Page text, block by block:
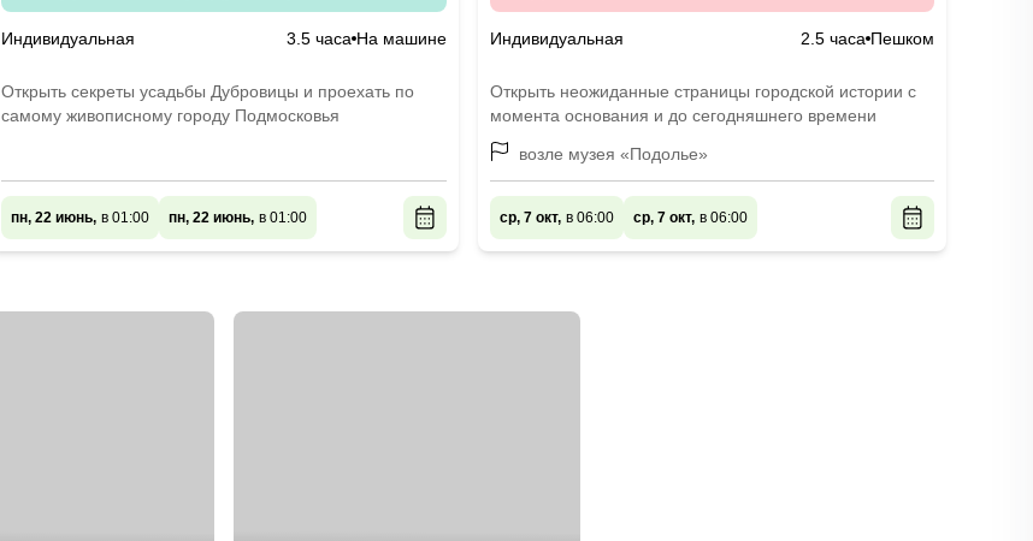
Индивидуальная 3.5 часа На машине
Открыть секреты усадьбы Дубровицы и проехать по
самому живописному городу Подмосковья
пн, 22 июнь, в 01:00 пн, 22 июнь, в 01:00
Индивидуальная 2.5 часа Пешком
Открыть неожиданные страницы городской истории с
момента основания и до сегодняшнего времени
возле музея «Подолье»
ср, 7 окт, в 06:00 ср, 7 окт, в 06:00